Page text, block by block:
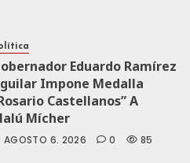
Eduardo Ramírez
Impone Medalla
Castellanos” A
Mícher
AGOSTO 6, 2026 0 85